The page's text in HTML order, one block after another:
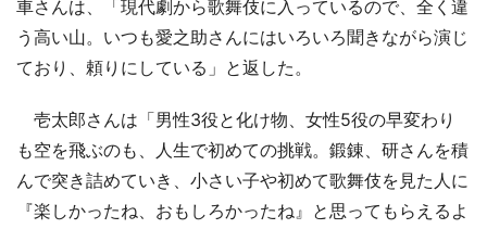
車さんは、「現代劇から歌舞伎に入っているので、全く違
う高い山。いつも愛之助さんにはいろいろ聞きながら演じ
ており、頼りにしている」と返した。
壱太郎さんは「男性3役と化け物、女性5役の早変わり
も空を飛ぶのも、人生で初めての挑戦。鍛錬、研さんを積
んで突き詰めていき、小さい子や初めて歌舞伎を見た人に
『楽しかったね、おもしろかったね』と思ってもらえるよ